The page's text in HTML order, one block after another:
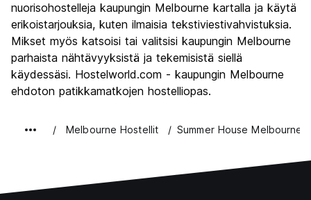
Rahanarvoinen
7.5
nuorisohostelleja kaupungin Melbourne kartalla ja käytä
erikoistarjouksia, kuten ilmaisia tekstiviestivahvistuksia.
Mikset myös katsoisi tai valitsisi kaupungin Melbourne
parhaista nähtävyyksistä ja tekemisistä siellä
käydessäsi. Hostelworld.com - kaupungin Melbourne
ehdoton patikkamatkojen hostelliopas.
Melbourne Hostellit Summer House Melbourne